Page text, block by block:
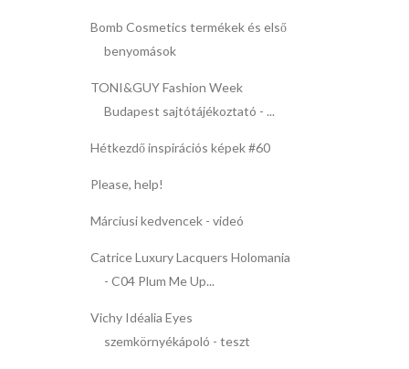
Bomb Cosmetics termékek és első
benyomások
TONI&GUY Fashion Week
Budapest sajtótájékoztató - ...
Hétkezdő inspirációs képek #60
Please, help!
Márciusi kedvencek - videó
Catrice Luxury Lacquers Holomania
- C04 Plum Me Up...
Vichy Idéalia Eyes
szemkörnyékápoló - teszt